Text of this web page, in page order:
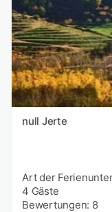
null Jerte
Art der
4 Gäste
Bewertungen: 8